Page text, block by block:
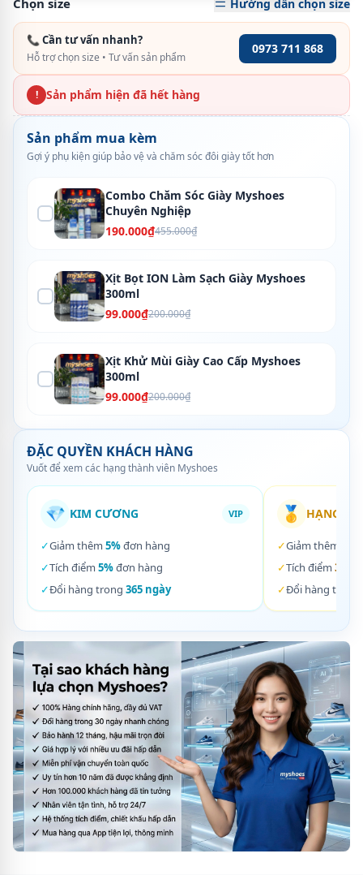
Chọn size Hướng dẫn chọn size
📞 Cần tư vấn nhanh?
Hỗ trợ chọn size • Tư vấn sản phẩm
0973 711 868
! Sản phẩm hiện đã hết hàng
Sản phẩm mua kèm
Gợi ý phụ kiện giúp bảo vệ và chăm sóc đôi giày tốt hơn
Combo Chăm Sóc Giày Myshoes
Chuyên Nghiệp
190.000₫455.000₫
Xịt Bọt ION Làm Sạch Giày Myshoes
300ml
99.000₫200.000₫
Xịt Khử Mùi Giày Cao Cấp Myshoes
300ml
99.000₫200.000₫
ĐẶC QUYỀN KHÁCH HÀNG
Vuốt để xem các hạng thành viên Myshoes
💎 KIM CƯƠNG VIP
✓Giảm thêm 5%đơn hàng
✓Tích điểm 5%đơn hàng
✓Đổi hàng trong 365 ngày
🥇 HẠNG
✓Giảm thêm
✓Tích điểm 3%
✓Đổi hàng trong